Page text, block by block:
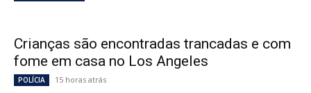
Crianças são encontradas trancadas e com
fome em casa no Los Angeles
POLÍCIA 15 horas atrás